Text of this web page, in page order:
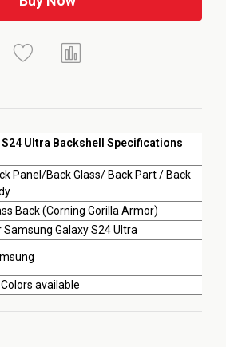
Ultra Backshell Specifications
Panel/Back Glass/ Back Part / Back
Back (Corning Gorilla Armor)
Samsung Galaxy S24 Ultra
available